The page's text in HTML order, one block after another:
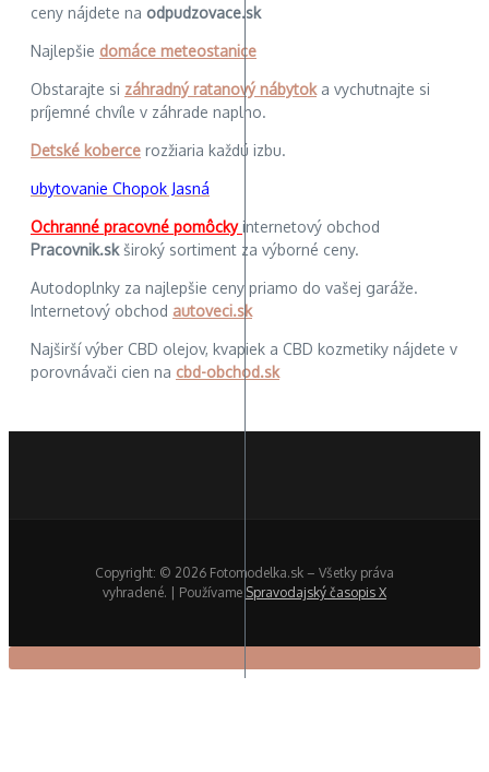
ceny nájdete na odpudzovace.sk
Najlepšie domáce meteostanice
Obstarajte si záhradný ratanový nábytoka vychutnajte si
príjemné chvíle v záhrade naplno.
Detské koberce rozžiaria každú izbu.
ubytovanie Chopok Jasná
Ochranné pracovné pomôckyinternetový obchod
Pracovnik.skširoký sortiment za výborné ceny.
Autodoplnky za najlepšie ceny priamo do vašej garáže.
Internetový obchod autoveci.sk
Najširší výber CBD olejov, kvapiek a CBD kozmetiky nájdete v
porovnávači cien na cbd-obchod.sk
Copyright: © 2026 Fotomodelka.sk – Všetky práva
vyhradené. | Používame Spravodajský časopis X